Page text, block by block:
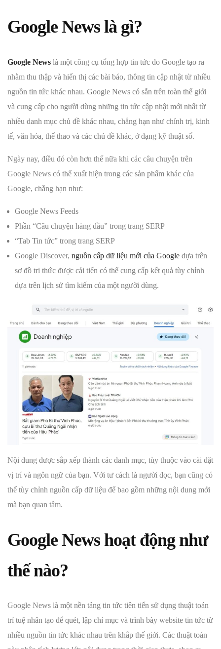
Google News là gì?
Google News là một công cụ tổng hợp tin tức do Google tạo ra
nhằm thu thập và hiển thị các bài báo, thông tin cập nhật từ nhiều
nguồn tin tức khác nhau. Google News có sẵn trên toàn thế giới
và cung cấp cho người dùng những tin tức cập nhật mới nhất từ
nhiều danh mục chủ đề khác nhau, chẳng hạn như chính trị, kinh
tế, văn hóa, thể thao và các chủ đề khác, ở dạng kỹ thuật số.
Ngày nay, điều đó còn hơn thế nữa khi các câu chuyện trên
Google News có thể xuất hiện trong các sản phẩm khác của
Google, chẳng hạn như:
Google News Feeds
Phần “Câu chuyện hàng đầu” trong trang SERP
“Tab Tin tức” trong trang SERP
Google Discover, nguồn cấp dữ liệu mới của Google dựa trên
sơ đồ tri thức được cải tiến có thể cung cấp kết quả tùy chỉnh
dựa trên lịch sử tìm kiếm của một người dùng.
Nội dung được sắp xếp thành các danh mục, tùy thuộc vào cài đặt
vị trí và ngôn ngữ của bạn. Với tư cách là người đọc, bạn cũng có
thể tùy chỉnh nguồn cấp dữ liệu để bao gồm những nội dung mới
mà bạn quan tâm.
Google News hoạt động như
thế nào?
Google News là một nền tảng tin tức tiên tiến sử dụng thuật toán
trí tuệ nhân tạo để quét, lập chỉ mục và trình bày website tin tức từ
nhiều nguồn tin tức khác nhau trên khắp thế giới. Các thuật toán